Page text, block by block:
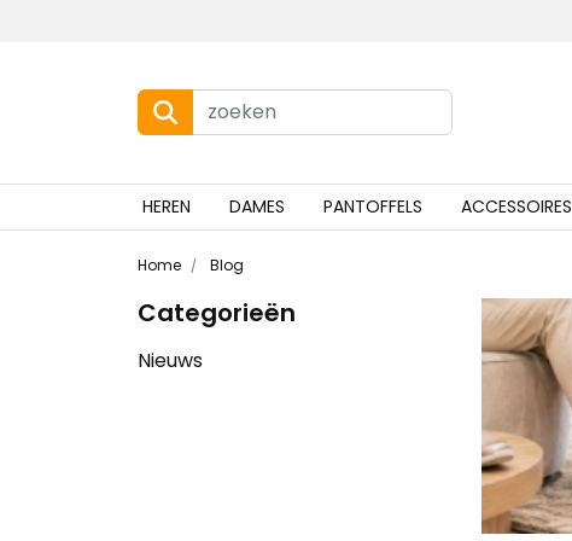
HEREN DAMES PANTOFFELS ACCESSOIRES
Home Blog
Categorieën
Nieuws